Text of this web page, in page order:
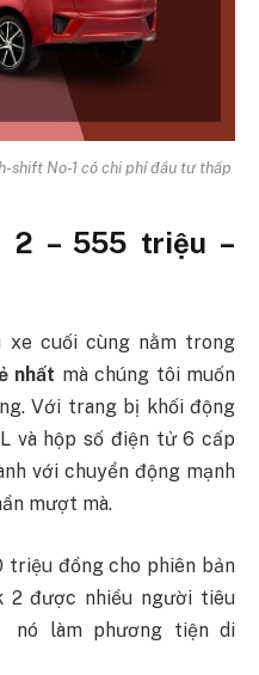
shift No-1 có chi phí đầu tư thấp
2 – 555 triệu –
xe cuối cùng nằm trong
nhất mà chúng tôi muốn
Với trang bị khối động
và hộp số điện tử 6 cấp
với chuyển động mạnh
mượt mà.
triệu đồng cho phiên bản
2 được nhiều người tiêu
nó làm phương tiện di